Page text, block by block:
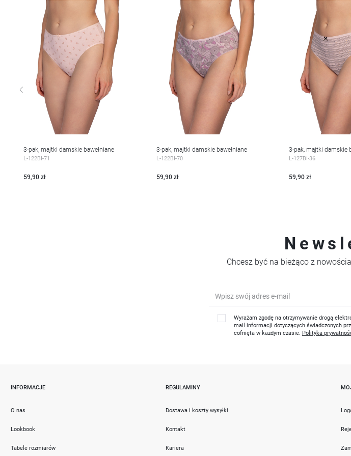
3-pak, majtki damskie bawełniane
L-122BI-71
59,90 zł
WIĘCEJ
3-pak, majtki damskie bawełniane
L-122BI-70
59,90 zł
WIĘCEJ
3-pak, majtki damskie
L-127BI-36
59,90 zł
WIĘCEJ
Chcesz być na bieżąco z
Wyrażam zgodę na otrzymywanie drogą
mail informacji dotyczących świadczonych
cofnięta w każdym czasie. Polityka
INFORMACJE
O nas
Lookbook
Tabele rozmiarów
REGULAMINY
Dostawa i koszty wysyłki
Kontakt
Kariera